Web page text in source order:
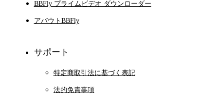
BBFly プライムビデオ ダウンローダー
アバウトBBFly
サポート
特定商取引法に基づく表記
法的免責事項